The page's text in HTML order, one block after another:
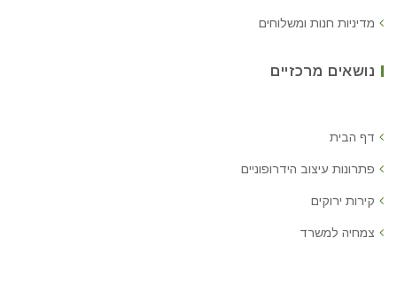
מדיניות חנות ומשלוחים
נושאים מרכזיים
דף הבית
פתרונות עיצוב הידרופוניים
קירות ירוקים
צמחיה למשרד